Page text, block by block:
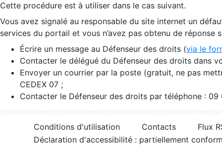
Cette procédure est à utiliser dans le cas suivant.
Vous avez signalé au responsable du site internet un
services du portail et vous n’avez pas obtenu de réponse
Écrire un message au Défenseur des droits (via le
Contacter le délégué du Défenseur des droits dans
Envoyer un courrier par la poste (gratuit, ne pas
CEDEX 07 ;
Contacter le Défenseur des droits par téléphone :
Conditions d'utilisation Contacts
Flux
Déclaration d'accessibilité : partiellement